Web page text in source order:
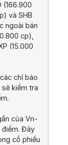
(166.900
và SHB
ngoài bán
cp),
(15.000
chỉ báo
kiểm tra
của Vn-
điểm. Đây
cổ phiếu